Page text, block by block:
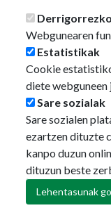
Webgunearen
Estatistikak
Cookie
diete webguneen
Sare sozialak
Sare sozialen
ezartzen dituzte
kanpo duzun
dituzun beste
Lehentasunak